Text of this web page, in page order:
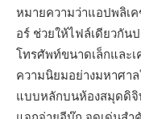
หมายความว่าแอปพลิเ
อร์ ช่วยให้ไฟล์เดียวกั
โทรศัพท์ขนาดเล็กและ
ความนิยมอย่างมหาศา
แบบหลักบนห้องสมุดดิ